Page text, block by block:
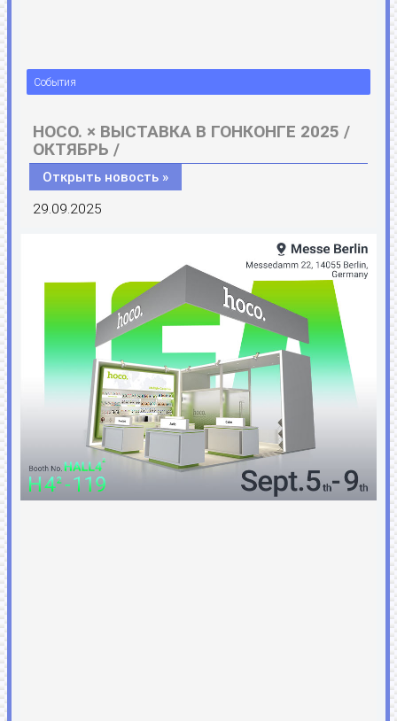
События
HOCO. × ВЫСТАВКА В ГОНКОНГЕ 2025 /
ОКТЯБРЬ /
Открыть новость »
29.09.2025